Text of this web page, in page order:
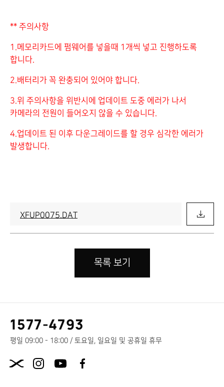
** 주의사항
1.메모리카드에 펌웨어를 넣을때 1개씩 넣고 진행하도록
합니다.
2.배터리가 꼭 완충되어 있어야 합니다.
3.위 주의사항을 위반시에 업데이트 도중 에러가 나서
카메라의 전원이 들어오지 않을 수 있습니다.
4.업데이트 된 이후 다운그레이드를 할 경우 심각한 에러가
발생합니다.
XFUP0075.DAT
목록 보기
고
객
센
전
1577-4793
평일 09:00 - 18:00 / 토요일, 일요일 및 공휴일 휴무
X.com